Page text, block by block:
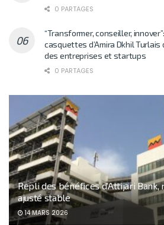
0 PARTAGES
“Transformer, conseiller,
casquettes d’Amira Dkhil
des entreprises et startups
0 PARTAGES
Repli des bénéfices d’Attijari Bank,
ajusté stable
14 MARS 2026